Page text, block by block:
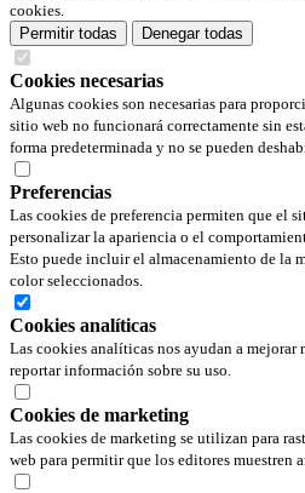
cookies.
Permitir todas
Denegar todas
Cookies necesarias
Algunas cookies son necesarias para
sitio web no funcionará correctamente sin
forma predeterminada y no se pueden
Preferencias
Las cookies de preferencia permiten que el
personalizar la apariencia o el
Esto puede incluir el almacenamiento de la
color seleccionados.
Cookies analíticas
Las cookies analíticas nos ayudan a
reportar información sobre su uso.
Cookies de marketing
Las cookies de marketing se utilizan para
web para permitir que los editores muestren